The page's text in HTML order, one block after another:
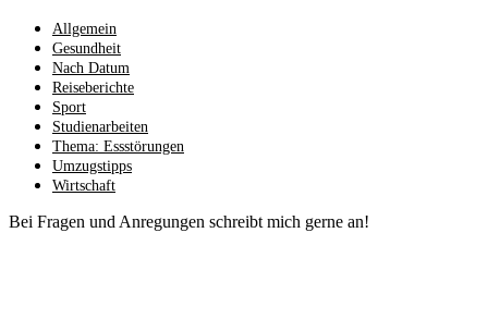
Allgemein
Gesundheit
Nach Datum
Reiseberichte
Sport
Studienarbeiten
Thema: Essstörungen
Umzugstipps
Wirtschaft
Bei Fragen und Anregungen schreibt mich gerne an!